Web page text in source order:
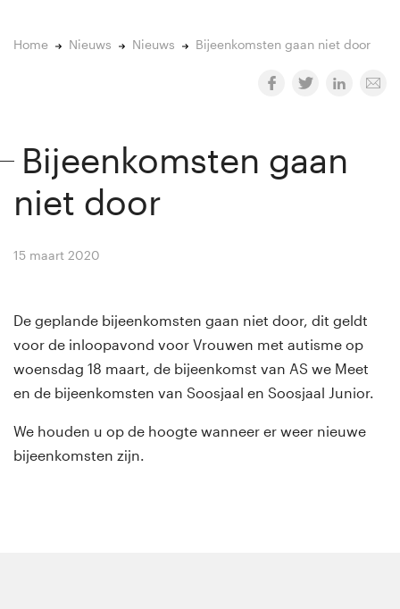
Home Nieuws Nieuws Bijeenkomsten gaan niet door
Bijeenkomsten gaan
niet door
15 maart 2020
De geplande bijeenkomsten gaan niet door, dit geldt
voor de inloopavond voor Vrouwen met autisme op
woensdag 18 maart, de bijeenkomst van AS we Meet
en de bijeenkomsten van Soosjaal en Soosjaal Junior.
We houden u op de hoogte wanneer er weer nieuwe
bijeenkomsten zijn.